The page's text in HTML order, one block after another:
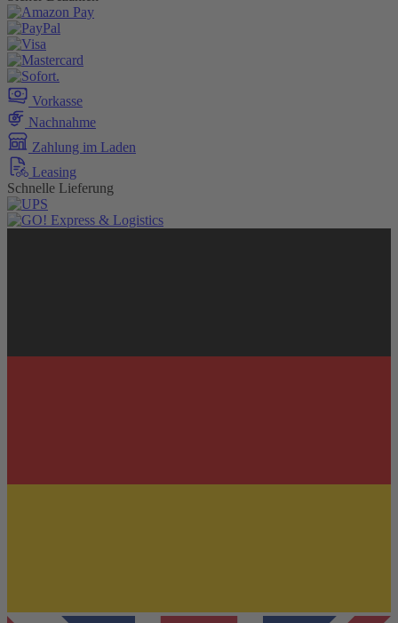
Vorkasse
Nachnahme
Zahlung im Laden
Leasing
Schnelle Lieferung